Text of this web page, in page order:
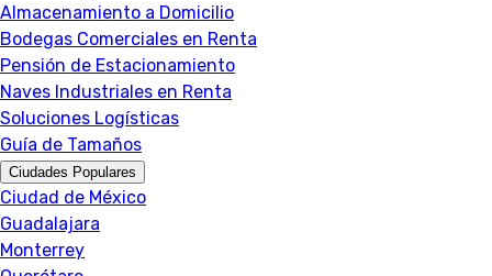
Almacenamiento a Domicilio
Bodegas Comerciales en Renta
Pensión de Estacionamiento
Naves Industriales en Renta
Soluciones Logísticas
Guía de Tamaños
Ciudades Populares
Ciudad de México
Guadalajara
Monterrey